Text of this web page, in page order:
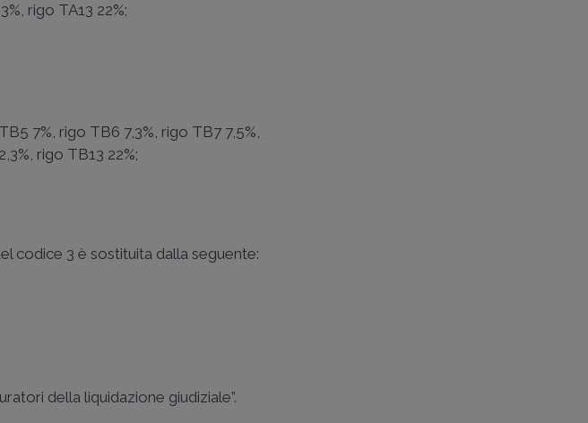
rigo TA13 22%;
7%, rigo TB6 7,3%, rigo TB7 7,5%,
rigo TB13 22%;
codice 3 è sostituita dalla seguente:
della liquidazione giudiziale”.